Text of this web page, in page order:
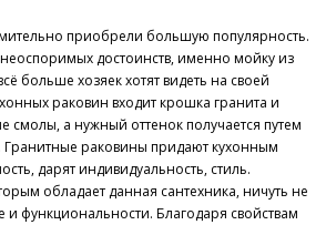
приобрели большую популярность.
достоинств, именно мойку из
больше хозяек хотят видеть на своей
раковин входит крошка гранита и
а нужный оттенок получается путем
Гранитные раковины придают кухонным
дарят индивидуальность, стиль.
обладает данная сантехника, ничуть не
и функциональности. Благодаря свойствам